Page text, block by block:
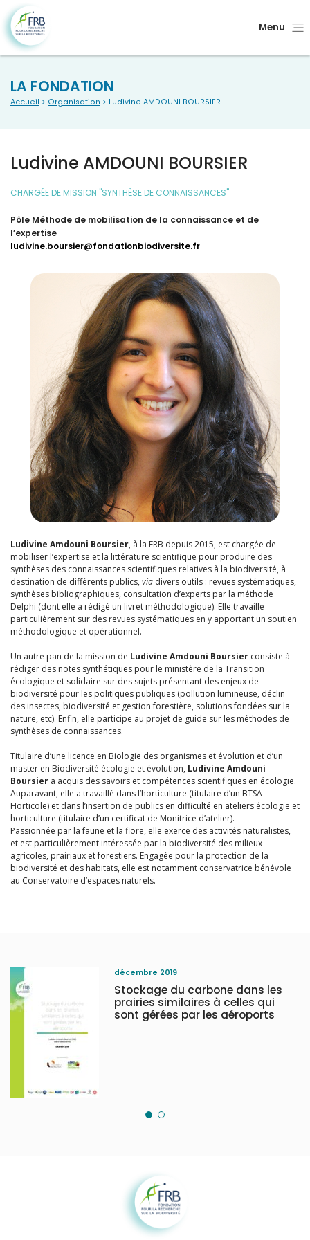
Menu
LA FONDATION
Accueil > Organisation > Ludivine AMDOUNI BOURSIER
Ludivine AMDOUNI BOURSIER
CHARGÉE DE MISSION "SYNTHÈSE DE CONNAISSANCES"
Pôle Méthode de mobilisation de la connaissance et de
l’expertise
ludivine.boursier@fondationbiodiversite.fr
Ludivine Amdouni Boursier, à la FRB depuis 2015, est chargée de
mobiliser l’expertise et la littérature scientifique pour produire des
synthèses des connaissances scientifiques relatives à la biodiversité, à
destination de différents publics, via divers outils : revues systématiques,
synthèses bibliographiques, consultation d’experts par la méthode
Delphi (dont elle a rédigé un livret méthodologique). Elle travaille
particulièrement sur des revues systématiques en y apportant un soutien
méthodologique et opérationnel.
Un autre pan de la mission de Ludivine Amdouni Boursier consiste à
rédiger des notes synthétiques pour le ministère de la Transition
écologique et solidaire sur des sujets présentant des enjeux de
biodiversité pour les politiques publiques (pollution lumineuse, déclin
des insectes, biodiversité et gestion forestière, solutions fondées sur la
nature, etc). Enfin, elle participe au projet de guide sur les méthodes de
synthèses de connaissances.
Titulaire d’une licence en Biologie des organismes et évolution et d’un
master en Biodiversité écologie et évolution, Ludivine Amdouni
Boursier a acquis des savoirs et compétences scientifiques en écologie.
Auparavant, elle a travaillé dans l’horticulture (titulaire d’un BTSA
Horticole) et dans l’insertion de publics en difficulté en ateliers écologie et
horticulture (titulaire d’un certificat de Monitrice d’atelier).
Passionnée par la faune et la flore, elle exerce des activités naturalistes,
et est particulièrement intéressée par la biodiversité des milieux
agricoles, prairiaux et forestiers. Engagée pour la protection de la
biodiversité et des habitats, elle est notamment conservatrice bénévole
au Conservatoire d’espaces naturels.
décembre 2019
Stockage du carbone dans les
prairies similaires à celles qui
sont gérées par les aéroports
Fondation pour la recherche sur la biodiversité